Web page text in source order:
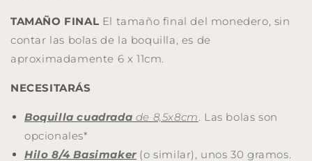
TAMAÑO FINAL El tamaño final del monedero, sin
contar las bolas de la boquilla, es de
aproximadamente 6 x 11cm.
NECESITARÁS
Boquilla cuadrada de 8,5x8cm. Las bolas son
opcionales*
Hilo 8/4 Basimaker (o similar), unos 30 gramos.